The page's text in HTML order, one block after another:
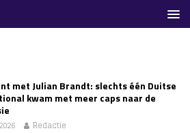
met Julian Brandt: slechts één Duitse
kwam met meer caps naar de
Redactie